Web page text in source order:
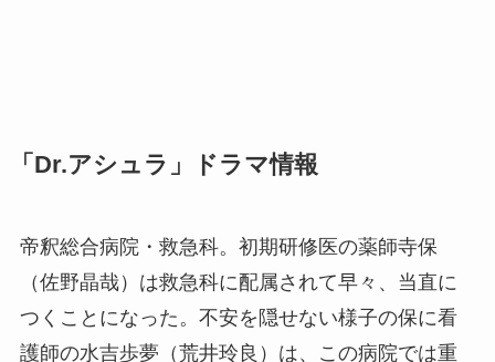
「Dr.アシュラ」ドラマ情報
帝釈総合病院・救急科。初期研修医の薬師寺保
（佐野晶哉）は救急科に配属されて早々、当直に
つくことになった。不安を隠せない様子の保に看
護師の水吉歩夢（荒井玲良）は、この病院では重